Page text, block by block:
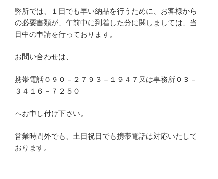
弊所では、１日でも早い納品を行うために、お客様から
の必要書類が、午前中に到着した分に関しましては、当
日中の申請を行っております。
お問い合わせは、
携帯電話０９０－２７９３－１９４７又は事務所０３－
３４１６－７２５０
へお申し付け下さい。
営業時間外でも、土日祝日でも携帯電話は対応いたして
おります。